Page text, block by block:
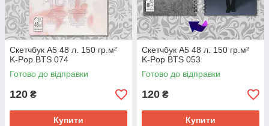
Скетчбук А5 48 л. 150 гр.м²
K-Pop BTS 074
Готово до відправки
120 ₴
Купити
Скетчбук А5 48 л. 150 гр.м²
K-Pop BTS 053
Готово до відправки
120 ₴
Купити